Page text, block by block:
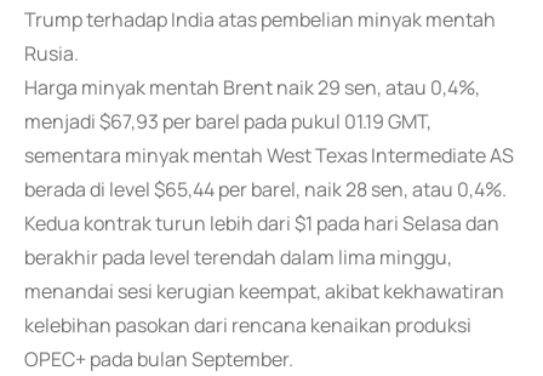
Trump terhadap India atas pembelian minyak mentah
Rusia.
Harga minyak mentah Brent naik 29 sen, atau 0,4%,
menjadi $67,93 per barel pada pukul 01.19 GMT,
sementara minyak mentah West Texas Intermediate AS
berada di level $65,44 per barel, naik 28 sen, atau 0,4%.
Kedua kontrak turun lebih dari $1 pada hari Selasa dan
berakhir pada level terendah dalam lima minggu,
menandai sesi kerugian keempat, akibat kekhawatiran
kelebihan pasokan dari rencana kenaikan produksi
OPEC+ pada bulan September.